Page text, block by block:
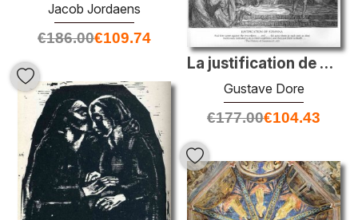
Jacob Jordaens
€186.00€109.74
La justification de Susanna
Gustave Dore
€177.00€104.43